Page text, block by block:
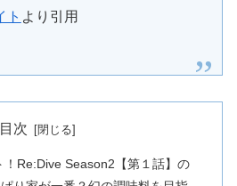
ト より引用
目次
！Re:Dive Season2【第１話】の